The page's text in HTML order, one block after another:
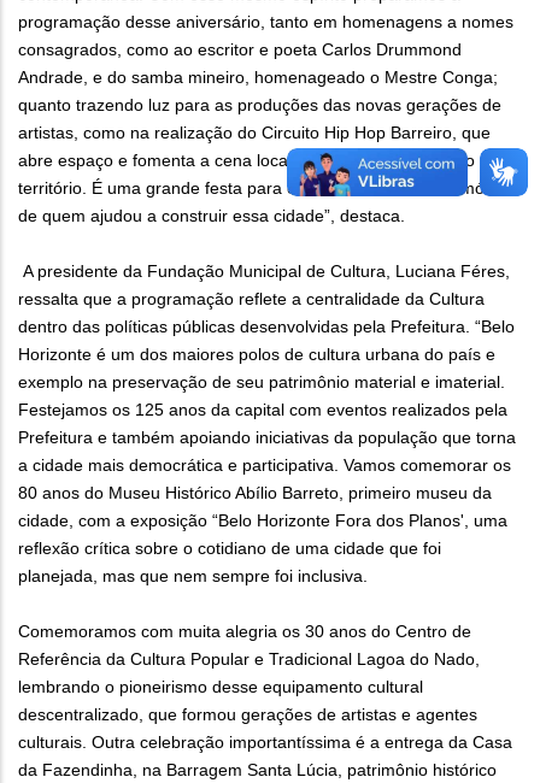
programação desse aniversário, tanto em homenagens a nomes
consagrados, como ao escritor e poeta Carlos Drummond
Andrade, e do samba mineiro, homenageado o Mestre Conga;
quanto trazendo luz para as produções das novas gerações de
artistas, como na realização do Circuito Hip Hop Barreiro, que
abre espaço e fomenta a cena local, tão pulsante em nosso
território. É uma grande festa para celebrar também a memória
de quem ajudou a construir essa cidade”, destaca.
A presidente da Fundação Municipal de Cultura, Luciana Féres,
ressalta que a programação reflete a centralidade da Cultura
dentro das políticas públicas desenvolvidas pela Prefeitura. “Belo
Horizonte é um dos maiores polos de cultura urbana do país e
exemplo na preservação de seu patrimônio material e imaterial.
Festejamos os 125 anos da capital com eventos realizados pela
Prefeitura e também apoiando iniciativas da população que torna
a cidade mais democrática e participativa. Vamos comemorar os
80 anos do Museu Histórico Abílio Barreto, primeiro museu da
cidade, com a exposição “Belo Horizonte Fora dos Planos', uma
reflexão crítica sobre o cotidiano de uma cidade que foi
planejada, mas que nem sempre foi inclusiva.
Comemoramos com muita alegria os 30 anos do Centro de
Referência da Cultura Popular e Tradicional Lagoa do Nado,
lembrando o pioneirismo desse equipamento cultural
descentralizado, que formou gerações de artistas e agentes
culturais. Outra celebração importantíssima é a entrega da Casa
da Fazendinha, na Barragem Santa Lúcia, patrimônio histórico